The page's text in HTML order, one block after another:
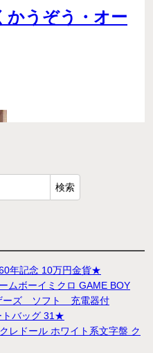
かうぞう・オー
年記念 10万円金貨★
ムボーイミクロ GAME BOY
ーズ ソフト 充電器付
トバッグ 31★
レドール ホワイト系文字盤 ク